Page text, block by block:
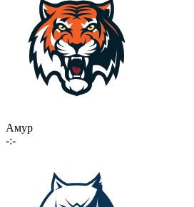
Амур
-:-